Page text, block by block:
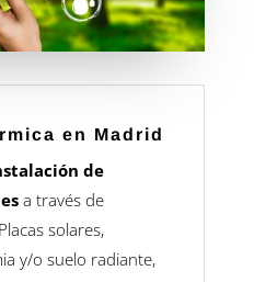
en Madrid
de
a través de
solares,
y/o suelo radiante,